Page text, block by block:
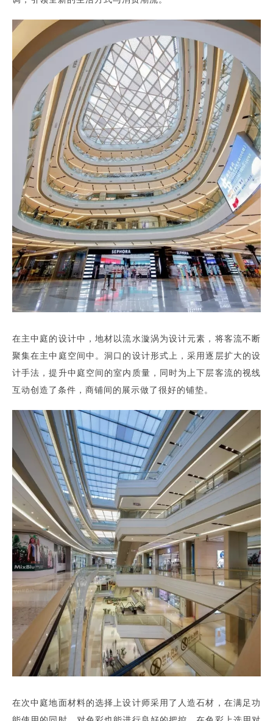
在主中庭的设计中，地材以流水漩涡为设计元素，将客流不断
聚集在主中庭空间中。洞口的设计形式上，采用逐层扩大的设
计手法，提升中庭空间的室内质量，同时为上下层客流的视线
互动创造了条件，商铺间的展示做了很好的铺垫。
在次中庭地面材料的选择上设计师采用了人造石材，在满足功